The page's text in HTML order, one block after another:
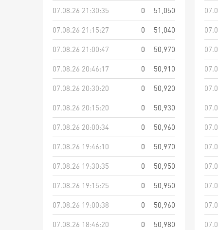
07.08.26 21:30:35
0
51,050
07.08.26 21:15:27
0
51,040
07.08.26 21:00:47
0
50,970
07.08.26 20:46:17
0
50,910
07.08.26 20:30:20
0
50,920
07.08.26 20:15:20
0
50,930
07.08.26 20:00:34
0
50,960
07.08.26 19:46:10
0
50,970
07.08.26 19:30:35
0
50,950
07.08.26 19:15:25
0
50,950
07.08.26 19:00:38
0
50,960
07.08.26 18:46:20
0
50,980